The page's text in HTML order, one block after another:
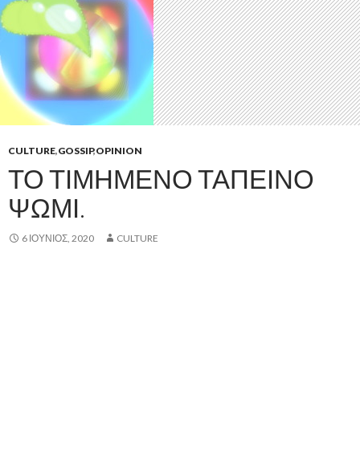
CULTURE,GOSSIP,OPINION
ΤΟ ΤΙΜΗΜΈΝΟ ΤΑΠΕΙΝΌ
ΨΩΜΊ.
6 ΙΟΎΝΙΟΣ, 2020 CULTURE